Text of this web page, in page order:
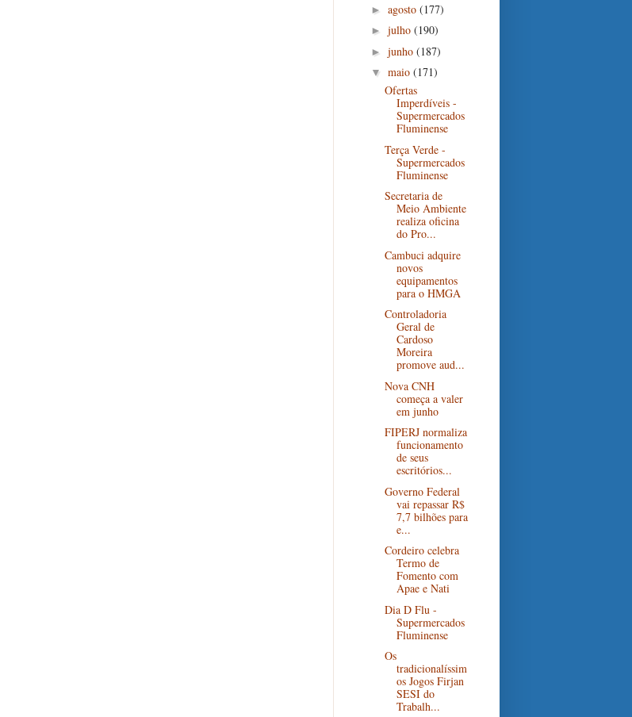
► agosto (177)
► julho (190)
► junho (187)
▼ maio (171)
Ofertas
Imperdíveis -
Supermercados
Fluminense
Terça Verde -
Supermercados
Fluminense
Secretaria de
Meio Ambiente
realiza oficina
do Pro...
Cambuci adquire
novos
equipamentos
para o HMGA
Controladoria
Geral de
Cardoso
Moreira
promove aud...
Nova CNH
começa a valer
em junho
FIPERJ normaliza
funcionamento
de seus
escritórios...
Governo Federal
vai repassar R$
7,7 bilhões para
e...
Cordeiro celebra
Termo de
Fomento com
Apae e Nati
Dia D Flu -
Supermercados
Fluminense
Os
tradicionalíssim
os Jogos Firjan
SESI do
Trabalh...